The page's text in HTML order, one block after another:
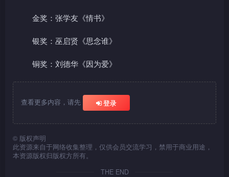
金奖：张学友《情书》
银奖：巫启贤《思念谁》
铜奖：刘德华《因为爱》
查看更多内容，请先 登录
© 版权声明
此资源来自于网络收集整理，仅供会员交流学习，禁用于商业用途，
本资源版权归版权方所有。
THE END